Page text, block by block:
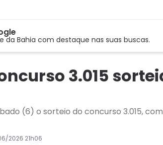
da Bahia com destaque nas suas buscas.
3.015
(6) o sorteio do concurso 3.015,
2026 21h06